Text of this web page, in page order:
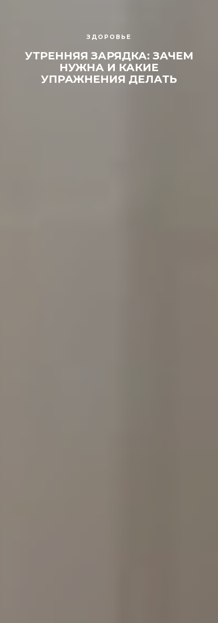
ЗДОРОВЬЕ
УТРЕННЯЯ ЗАРЯДКА: ЗАЧЕМ
НУЖНА И КАКИЕ
УПРАЖНЕНИЯ ДЕЛАТЬ